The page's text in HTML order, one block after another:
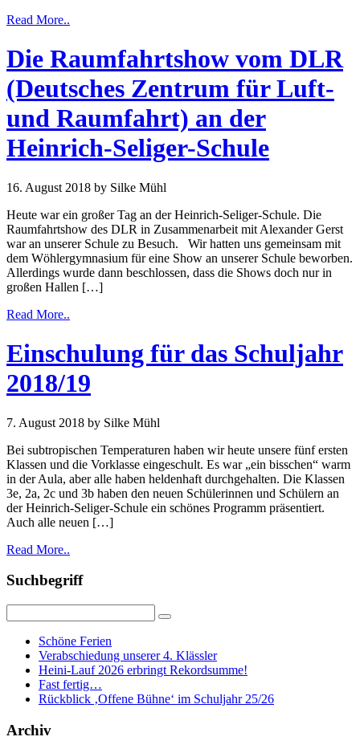
Read More..
Die Raumfahrtshow vom DLR
(Deutsches Zentrum für Luft-
und Raumfahrt) an der
Heinrich-Seliger-Schule
16. August 2018 by Silke Mühl
Heute war ein großer Tag an der Heinrich-Seliger-Schule. Die
Raumfahrtshow des DLR in Zusammenarbeit mit Alexander Gerst
war an unserer Schule zu Besuch. Wir hatten uns gemeinsam mit
dem Wöhlergymnasium für eine Show an unserer Schule beworben.
Allerdings wurde dann beschlossen, dass die Shows doch nur in
großen Hallen […]
Read More..
Einschulung für das Schuljahr
2018/19
7. August 2018 by Silke Mühl
Bei subtropischen Temperaturen haben wir heute unsere fünf ersten
Klassen und die Vorklasse eingeschult. Es war „ein bisschen“ warm
in der Aula, aber alle haben heldenhaft durchgehalten. Die Klassen
3e, 2a, 2c und 3b haben den neuen Schülerinnen und Schülern an
der Heinrich-Seliger-Schule ein schönes Programm präsentiert.
Auch alle neuen […]
Read More..
Suchbegriff
Schöne Ferien
Verabschiedung unserer 4. Klässler
Heini-Lauf 2026 erbringt Rekordsumme!
Fast fertig…
Rückblick ‚Offene Bühne‘ im Schuljahr 25/26
Archiv